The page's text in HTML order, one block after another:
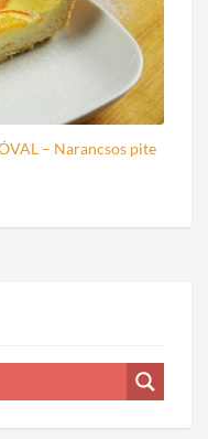
– Narancsos pite